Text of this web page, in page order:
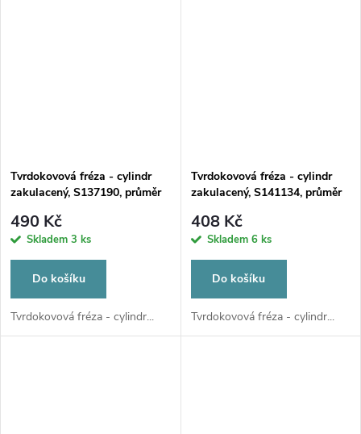
Tvrdokovová fréza - cylindr
zakulacený, S137190, průměr
490 Kč
Skladem 3 ks
Do košíku
Tvrdokovová fréza - cylindr...
Tvrdokovová fréza - cylindr
zakulacený, S141134, průměr
408 Kč
Skladem 6 ks
Do košíku
Tvrdokovová fréza - cylindr...